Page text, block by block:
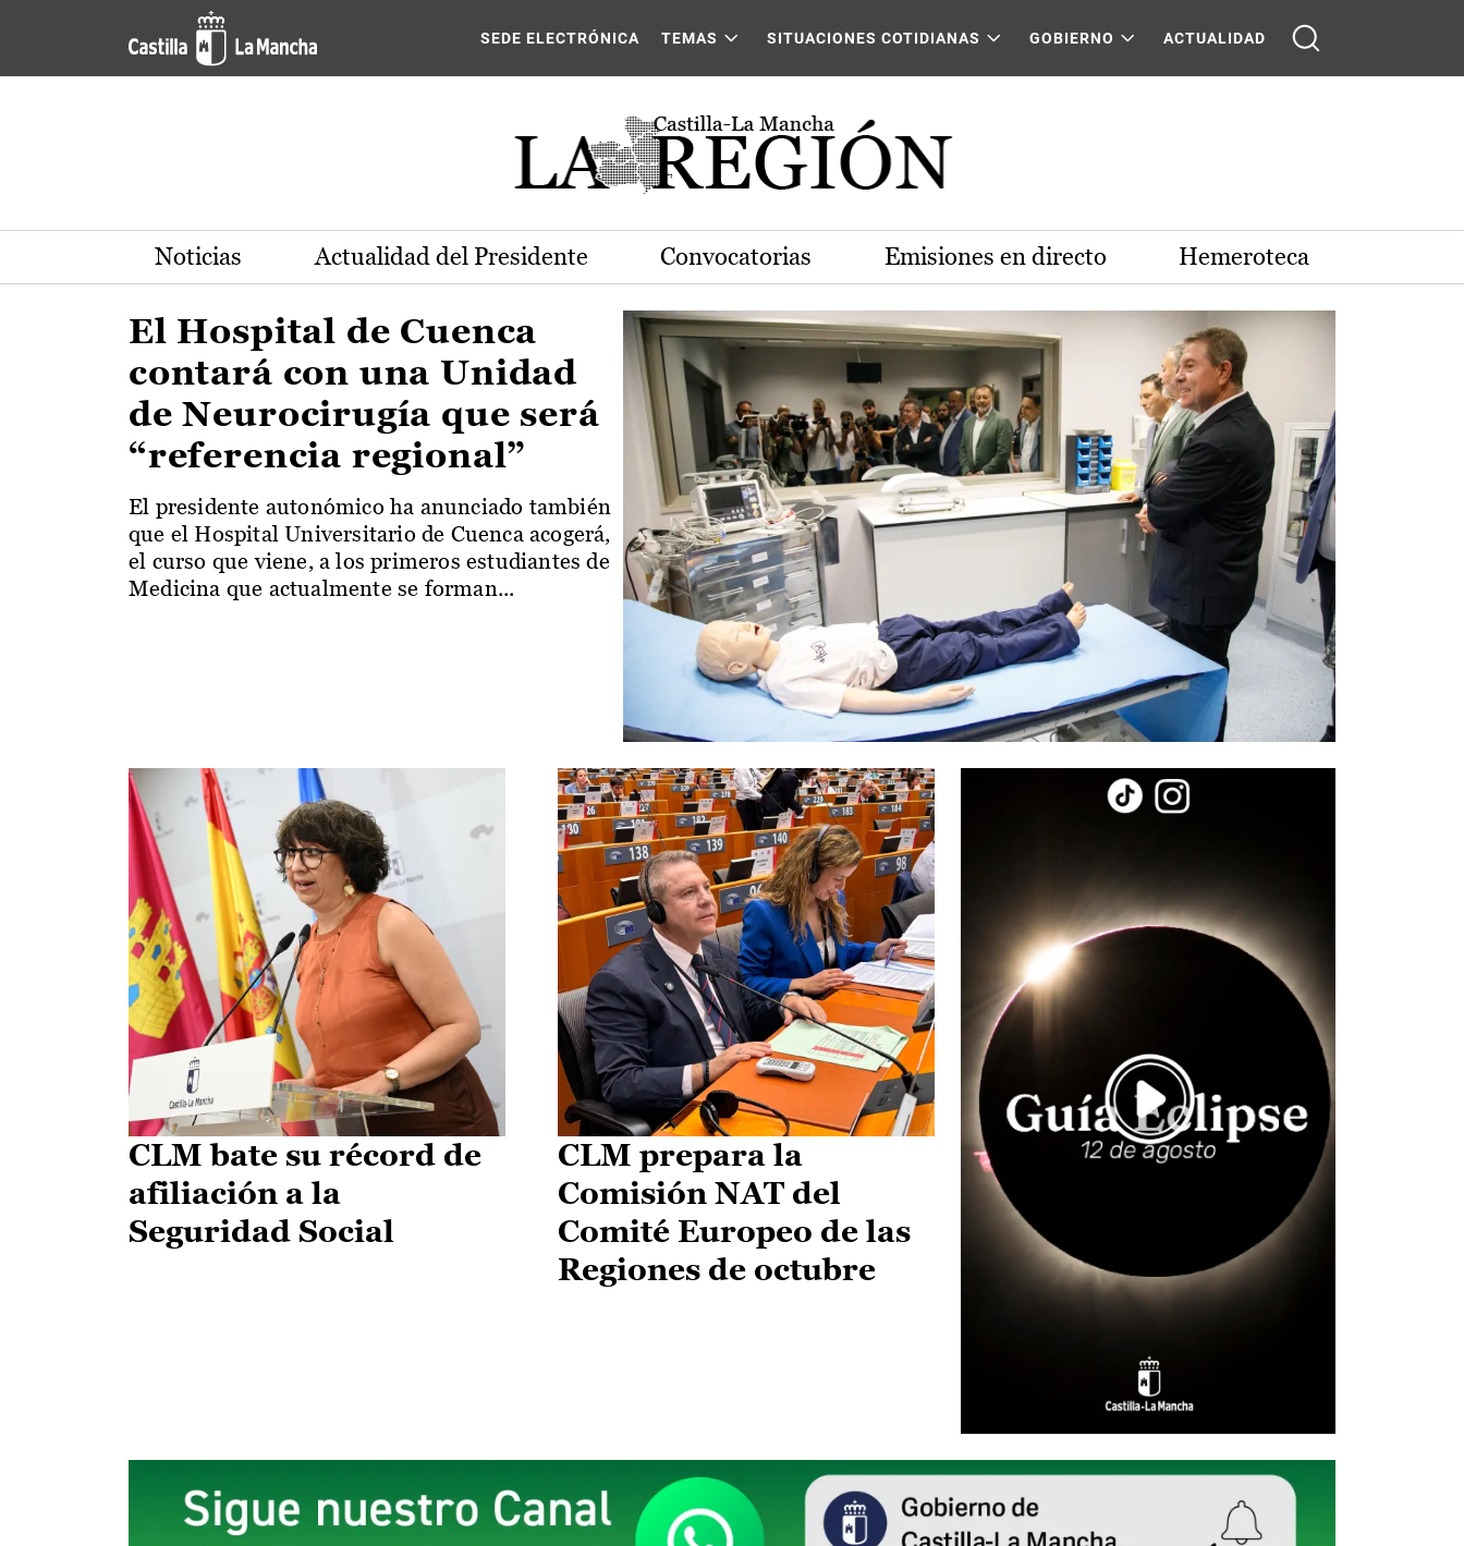
Pasar al contenido principal
Actualidad de la región de Castilla-La Mancha
SEDE ELECTRÓNICA TEMAS SITUACIONES COTIDIANAS GOBIERNO ACTUALIDAD
Noticias Actualidad del Presidente Convocatorias Emisiones en directo Hemeroteca
El Hospital de Cuenca
contará con una Unidad
de Neurocirugía que será
“referencia regional”
El presidente autonómico ha anunciado también
que el Hospital Universitario de Cuenca acogerá,
el curso que viene, a los primeros estudiantes de
Medicina que actualmente se forman...
CLM bate su récord de
afiliación a la
Seguridad Social
CLM prepara la
Comisión NAT del
Comité Europeo de las
Regiones de octubre